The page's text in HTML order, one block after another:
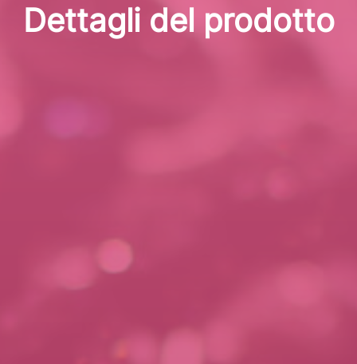
Dettagli del prodotto